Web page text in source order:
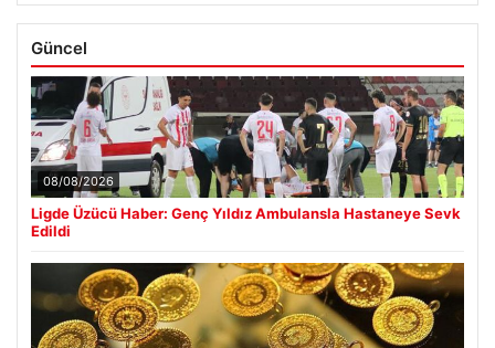
Güncel
08/08/2026
Ligde Üzücü Haber: Genç Yıldız Ambulansla Hastaneye Sevk
Edildi